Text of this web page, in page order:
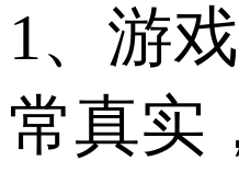
1、游
常真实